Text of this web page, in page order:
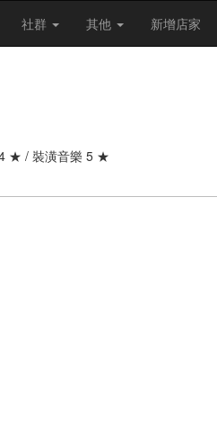
社群 其他 新增店家
★ / 裝潢音樂 5 ★